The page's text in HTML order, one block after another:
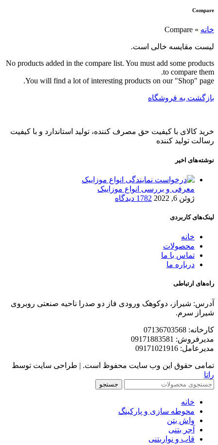
Compare
خانه »
Compare
لیست مقایسه خالی است.
No products added in the compare list. You must add some products
to compare them.
You will find a lot of interesting products on our "Shop" page.
بازگشت به فروشگاه
خرید کالای با کیفیت حق مصرف کننده، تولید استاندارد و با کیفیت
رسالت تولید کننده
نوشته‌های اخیر
معرفی و بررسی انواع موزاییک
ژوئن 6, 2022
1782 دیدگاه
لینک‌های کاربردی
خانه
محصولات
تماس با ما
درباره ما
راه‌های ارتباطی
آدرس: شیراز، دوکوهک ورودی فاز دو صدرا ناحیه صنعتی روبروی
شیراز سرم.
کارخانه: 07136703568
مدیرفروش: 09171883581
مدیرعامل: 09171021916
تمامی حقوق این وب سایت محفوظ است. | طراحی سایت توسط
راتا
جستجو
خانه
محوطه سازی و پارکینگ
واش بتن
آجر بتنی
قاب و نواربتنی